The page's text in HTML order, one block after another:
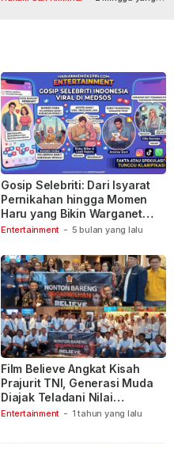
Entertainment - 5 bulan yang lalu
Gosip Selebriti: Dari Isyarat
Pernikahan hingga Momen
Haru yang Bikin Warganet
Berspekulasi
Entertainment - 1 tahun yang lalu
Film Believe Angkat Kisah
Prajurit TNI, Generasi Muda
Diajak Teladani Nilai
Keberanian